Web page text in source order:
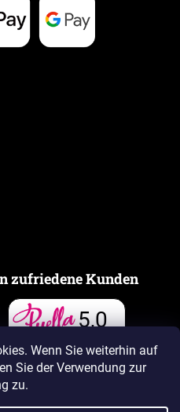
Wenn Sie weiterhin auf
Sie der Verwendung zur
zu.
zufriedene Kunden
Bewertungen
5,0